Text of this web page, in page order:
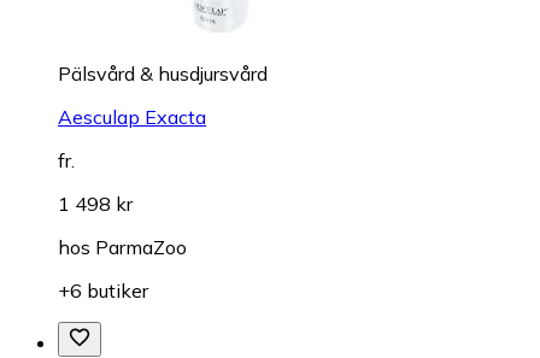
Pälsvård & husdjursvård
Aesculap Exacta
fr.
1 498 kr
hos ParmaZoo
+6 butiker